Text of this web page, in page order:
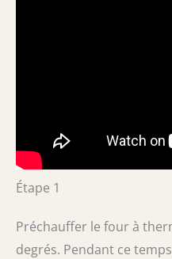
Étape 1
Préchauffer le four à
degrés. Pendant ce